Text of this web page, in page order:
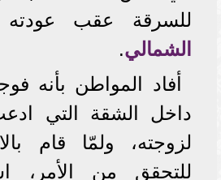
للسرقة عقب
الشمالي.
أفاد المواطن بأنه
داخل الشقة التي
لزوجته، ولمّا قام
للتحقق من الأمر،